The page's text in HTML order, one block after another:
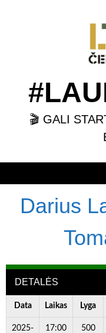
🎬 GALI
Darius
DETALĖS
Data Laikas Lyga
2025-
17:00
500